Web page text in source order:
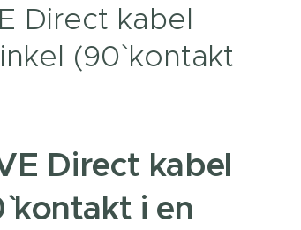
Direct kabel
(90` kontakt
Direct kabel
kontakt i en